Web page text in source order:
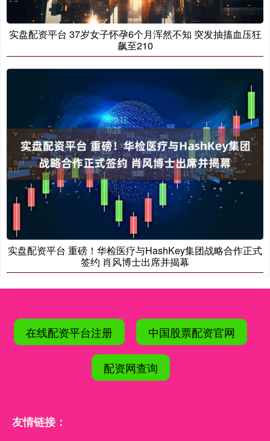
实盘配资平台 37岁女子怀孕6个月浑然不知 突发抽搐血压狂
飙至210
实盘配资平台 重磅！华检医疗与HashKey集团战略合作正式
签约 肖风博士出席并揭幕
在线配资平台注册 中国股票配资官网
配资网查询
友情链接：